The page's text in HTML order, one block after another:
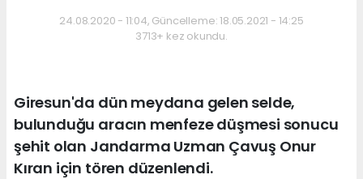
24.08.2020 - 11:04, Güncelleme: 18.05.2021 - 14:25
3713+ kez okundu.
Giresun'da dün meydana gelen selde,
bulunduğu aracın menfeze düşmesi sonucu
şehit olan Jandarma Uzman Çavuş Onur
Kıran için tören düzenlendi.